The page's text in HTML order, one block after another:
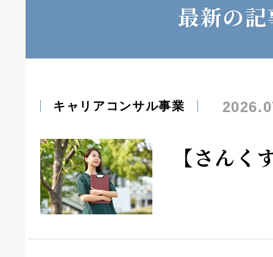
最新の
キャリアコンサル事業
【さんく